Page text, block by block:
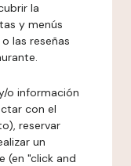
la
y menús
las reseñas
o información
con el
reservar
un
(en "click and